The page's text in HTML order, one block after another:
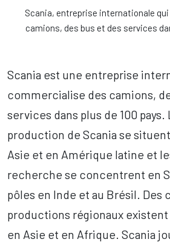
Scania, entreprise internationale
camions, des bus et des services
Scania est une entreprise
commercialise des camions,
services dans plus de 100
production de Scania se
Asie et en Amérique latine et
recherche se concentrent en
pôles en Inde et au Brésil. Des
productions régionaux
en Asie et en Afrique. Scania